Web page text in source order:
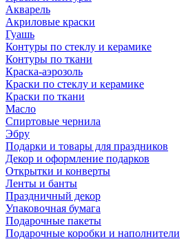
Акварель
Акриловые краски
Гуашь
Контуры по стеклу и керамике
Контуры по ткани
Краска-аэрозоль
Краски по стеклу и керамике
Краски по ткани
Масло
Спиртовые чернила
Эбру
Подарки и товары для праздников
Декор и оформление подарков
Открытки и конверты
Ленты и банты
Праздничный декор
Упаковочная бумага
Подарочные пакеты
Подарочные коробки и наполнители